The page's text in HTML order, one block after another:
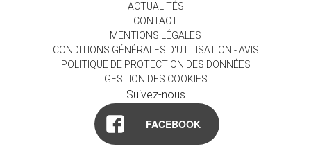
ACTUALITÉS
CONTACT
MENTIONS LÉGALES
CONDITIONS GÉNÉRALES D'UTILISATION - AVIS
POLITIQUE DE PROTECTION DES DONNÉES
GESTION DES COOKIES
Suivez-nous
FACEBOOK